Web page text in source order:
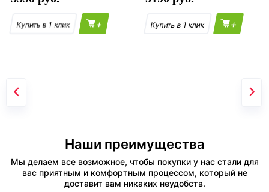
+ +
Наши преимущества
Мы делаем все возможное, чтобы покупки у нас стали для
вас приятным и комфортным процессом, который не
доставит вам никаких неудобств.